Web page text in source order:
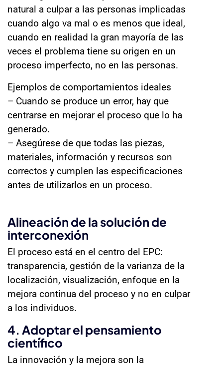
natural a culpar a las personas implicadas
cuando algo va mal o es menos que ideal,
cuando en realidad la gran mayoría de las
veces el problema tiene su origen en un
proceso imperfecto, no en las personas.
Ejemplos de comportamientos ideales
– Cuando se produce un error, hay que
centrarse en mejorar el proceso que lo ha
generado.
– Asegúrese de que todas las piezas,
materiales, información y recursos son
correctos y cumplen las especificaciones
antes de utilizarlos en un proceso.
Alineación de la solución de
interconexión
El proceso está en el centro del EPC:
transparencia, gestión de la varianza de la
localización, visualización, enfoque en la
mejora continua del proceso y no en culpar
a los individuos.
4. Adoptar el pensamiento
científico
La innovación y la mejora son la